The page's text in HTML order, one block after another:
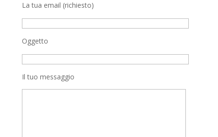
La tua email (richiesto)
Oggetto
Il tuo messaggio